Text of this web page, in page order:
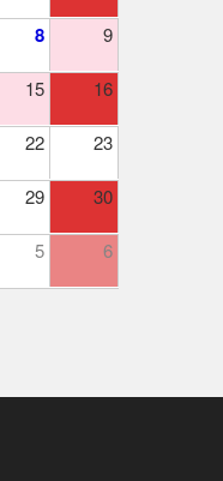
8 9
15 16
22 23
29 30
5 6